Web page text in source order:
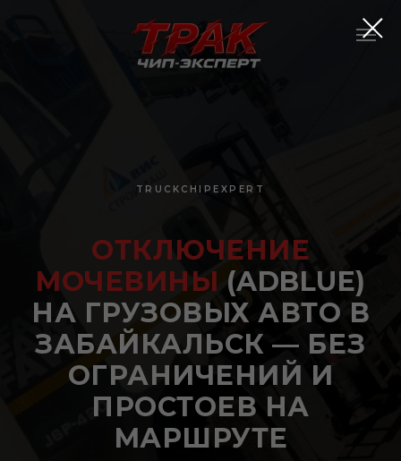
TRUCKCHIPEXPERT
ОТКЛЮЧЕНИЕ
МОЧЕВИНЫ (ADBLUE)
НА ГРУЗОВЫХ АВТО В
ЗАБАЙКАЛЬСК — БЕЗ
ОГРАНИЧЕНИЙ И
ПРОСТОЕВ НА
МАРШРУТЕ